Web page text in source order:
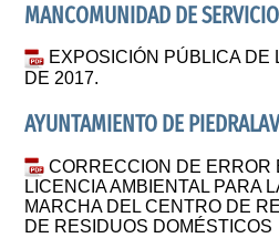
MANCOMUNIDAD DE
EXPOSICIÓN PÚBLICA DE
DE 2017.
AYUNTAMIENTO DE
CORRECCION DE ERROR
LICENCIA AMBIENTAL PARA
MARCHA DEL CENTRO DE
DE RESIDUOS DOMÉSTICOS